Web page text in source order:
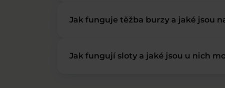
Jak funguje těžba burzy a jaké jsou
Jak fungují sloty a jaké jsou u nich